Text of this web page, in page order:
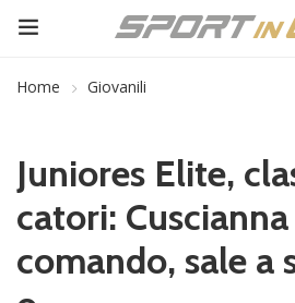
Home Giovanili
Juniores Elite,
catori:
comando, sale a